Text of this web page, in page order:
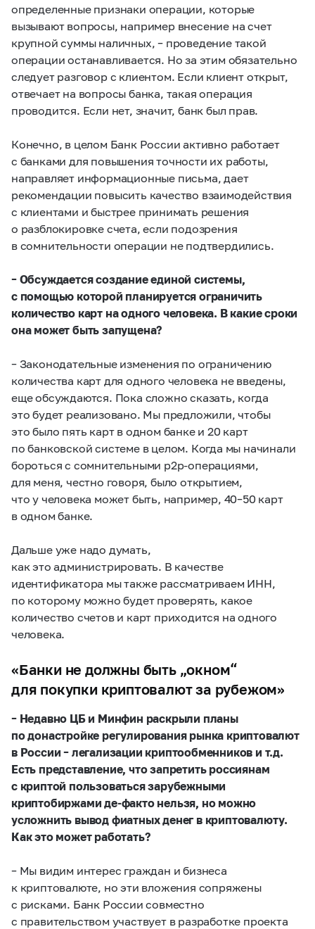
определенные признаки операции, которые
вызывают вопросы, например внесение на счет
крупной суммы наличных, – проведение такой
операции останавливается. Но за этим обязательно
следует разговор с клиентом. Если клиент открыт,
отвечает на вопросы банка, такая операция
проводится. Если нет, значит, банк был прав.
Конечно, в целом Банк России активно работает
с банками для повышения точности их работы,
направляет информационные письма, дает
рекомендации повысить качество взаимодействия
с клиентами и быстрее принимать решения
о разблокировке счета, если подозрения
в сомнительности операции не подтвердились.
– Обсуждается создание единой системы,
с помощью которой планируется ограничить
количество карт на одного человека. В какие сроки
она может быть запущена?
– Законодательные изменения по ограничению
количества карт для одного человека не введены,
еще обсуждаются. Пока сложно сказать, когда
это будет реализовано. Мы предложили, чтобы
это было пять карт в одном банке и 20 карт
по банковской системе в целом. Когда мы начинали
бороться с сомнительными p2p-операциями,
для меня, честно говоря, было открытием,
что у человека может быть, например, 40–50 карт
в одном банке.
Дальше уже надо думать,
как это администрировать. В качестве
идентификатора мы также рассматриваем ИНН,
по которому можно будет проверять, какое
количество счетов и карт приходится на одного
человека.
«Банки не должны быть „окном“
для покупки криптовалют за рубежом»
– Недавно ЦБ и Минфин раскрыли планы
по донастройке регулирования рынка криптовалют
в России – легализации криптообменников и т.д.
Есть представление, что запретить россиянам
с криптой пользоваться зарубежными
криптобиржами де-факто нельзя, но можно
усложнить вывод фиатных денег в криптовалюту.
Как это может работать?
– Мы видим интерес граждан и бизнеса
к криптовалюте, но эти вложения сопряжены
с рисками. Банк России совместно
с правительством участвует в разработке проекта